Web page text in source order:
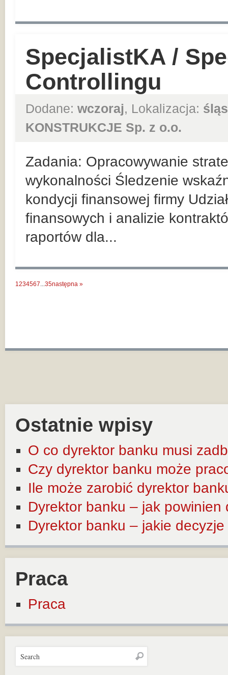
SpecjalistKA /
Controllingu
Dodane: wczoraj, Lokalizacja:
KONSTRUKCJE Sp. z o.o.
Zadania: Opracowywanie
wykonalności Śledzenie
kondycji finansowej firmy
finansowych i analizie
raportów dla...
1234567...35następna »
Ostatnie wpisy
O co dyrektor banku musi
Czy dyrektor banku może
Ile może zarobić dyrektor
Dyrektor banku – jak
Dyrektor banku – jakie
Praca
Praca